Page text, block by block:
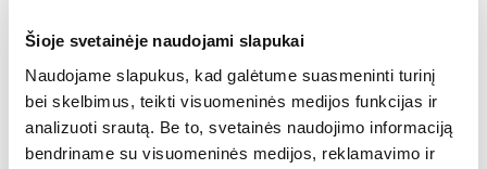
Šioje svetainėje naudojami slapukai
Naudojame slapukus, kad galėtume suasmeninti turinį
bei skelbimus, teikti visuomeninės medijos funkcijas ir
analizuoti srautą. Be to, svetainės naudojimo informaciją
bendriname su visuomeninės medijos, reklamavimo ir
dėmesio. Verta jį aprūpinti pakabuku su informacija. Jei jis
pames, jį rasti bus daug lengviau, ypač jei žyma parodo šuns
vietą. Mūsų parduotuvėje galite pamatyti galimuspakabukų
modelius .
Pasivaikščiojimams reikia pasirūpinti antkakliu, pavadėliu ar
petnešomis. Dėl meilės judėjimui jose bus patogu. Pažvelkite,